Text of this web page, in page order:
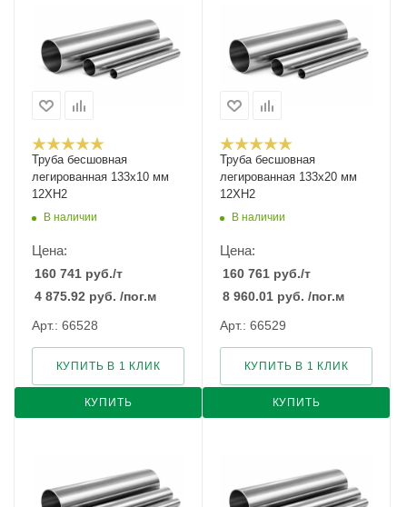
Труба бесшовная
легированная 133х10 мм
12ХН2
В наличии
Цена:
160 741 руб./т
4 875.92 руб. /пог.м
Арт.: 66528
КУПИТЬ
КУПИТЬ В 1 КЛИК
Труба бесшовная
легированная 133х20 мм
12ХН2
В наличии
Цена:
160 761 руб./т
8 960.01 руб. /пог.м
Арт.: 66529
КУПИТЬ
КУПИТЬ В 1 КЛИК